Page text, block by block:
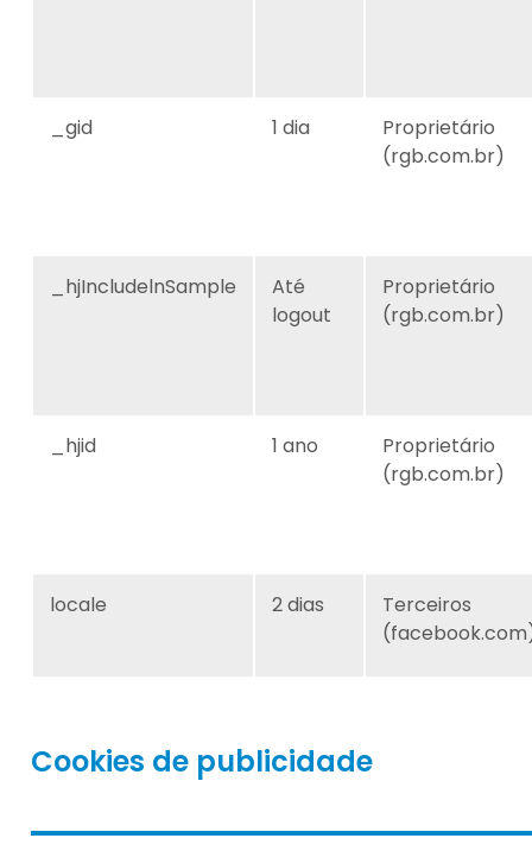
_gid 1 dia
Proprietário
(rgb.com.br)
_hjIncludelnSample
Até
logout
Proprietário
(rgb.com.br)
_hjid 1 ano
Proprietário
(rgb.com.br)
locale 2 dias
Terceiros
Cookies de publicidade